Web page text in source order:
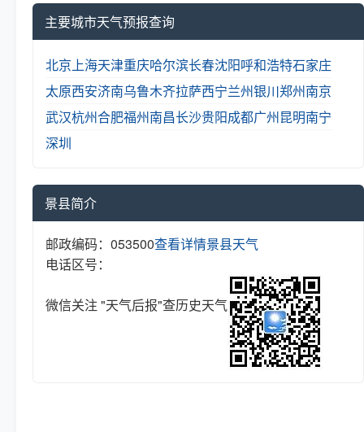
主要城市天气预报查询
北京 上海天津重庆哈尔滨长春沈阳呼和浩特石家庄
太原西安济南乌鲁木齐拉萨西宁兰州银川郑州南京
武汉杭州合肥福州南昌长沙贵阳成都广州昆明南宁
深圳
景县简介
邮政编码：053500
电话区号：
查看详情景县天气
微信关注 "天气后报"查历史天气